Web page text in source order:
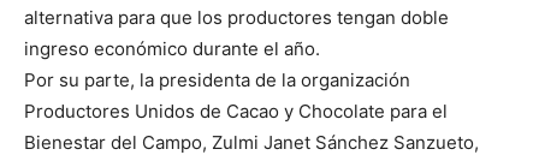
alternativa para que los productores tengan doble
ingreso económico durante el año.
Por su parte, la presidenta de la organización
Productores Unidos de Cacao y Chocolate para el
Bienestar del Campo, Zulmi Janet Sánchez Sanzueto,